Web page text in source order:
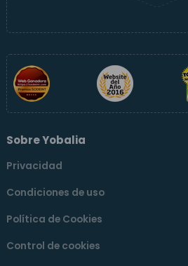
Sobre Yobalia
Privacidad
Condiciones de uso
Política de Cookies
Control de cookies